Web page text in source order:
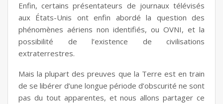
Enfin, certains présentateurs de journaux télévisés
aux États-Unis ont enfin abordé la question des
phénomènes aériens non identifiés, ou OVNI, et la
possibilité de l’existence de civilisations
extraterrestres.
Mais la plupart des preuves que la Terre est en train
de se libérer d’une longue période d’obscurité ne sont
pas du tout apparentes, et nous allons partager ce